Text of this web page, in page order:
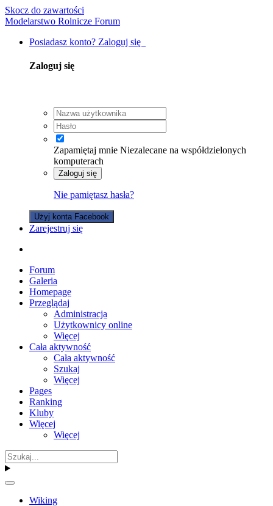
Skocz do zawartości
Modelarstwo Rolnicze Forum
Posiadasz konto? Zaloguj się
Zaloguj się
Zapamiętaj mnie Niezalecane na współdzielonych
komputerach
Zaloguj się
Nie pamiętasz hasła?
Użyj konta Facebook
Zarejestruj się
Forum
Galeria
Homepage
Przeglądaj
Administracja
Użytkownicy online
Więcej
Cała aktywność
Cała aktywność
Szukaj
Więcej
Pages
Ranking
Kluby
Więcej
Więcej
Wiking